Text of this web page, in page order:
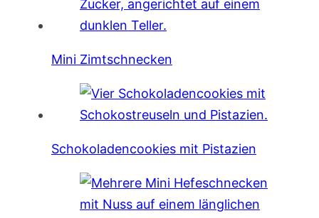
Mini Zimtschnecken
Schokoladencookies mit Pistazien